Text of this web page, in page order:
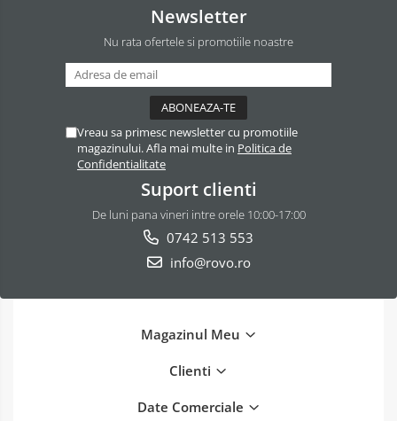
Newsletter
Nu rata ofertele si promotiile noastre
Vreau sa primesc newsletter cu promotiile
magazinului. Afla mai multe in Politica de
Confidentialitate
Suport clienti
De luni pana vineri intre orele 10:00-17:00
0742 513 553
info@rovo.ro
Magazinul Meu
Clienti
Date Comerciale